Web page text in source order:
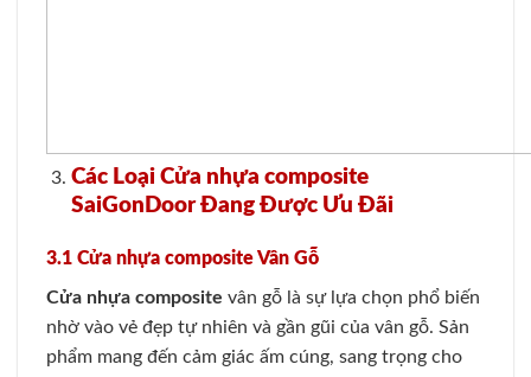
Các Loại Cửa nhựa composite
SaiGonDoor Đang Được Ưu Đãi
3.1 Cửa nhựa composite Vân Gỗ
Cửa nhựa composite vân gỗ là sự lựa chọn phổ biến
nhờ vào vẻ đẹp tự nhiên và gần gũi của vân gỗ. Sản
phẩm mang đến cảm giác ấm cúng, sang trọng cho